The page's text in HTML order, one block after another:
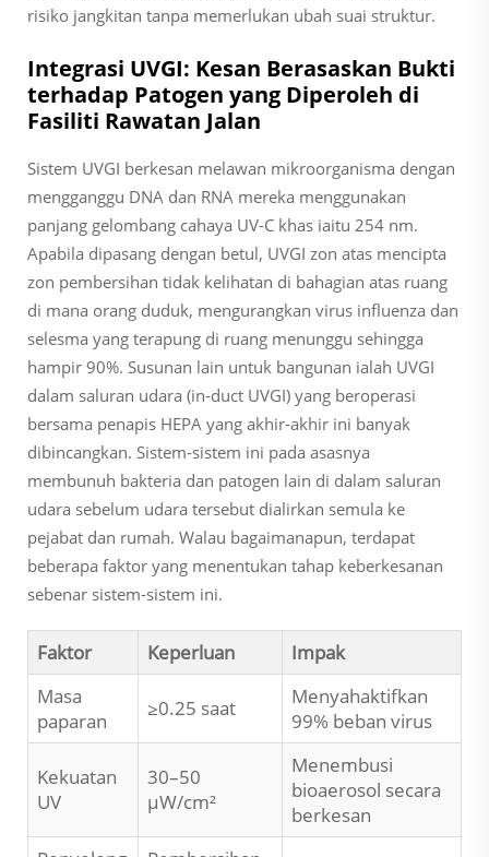
risiko jangkitan tanpa memerlukan ubah suai struktur.
Integrasi UVGI: Kesan Berasaskan Bukti
terhadap Patogen yang Diperoleh di
Fasiliti Rawatan Jalan
Sistem UVGI berkesan melawan mikroorganisma dengan
mengganggu DNA dan RNA mereka menggunakan
panjang gelombang cahaya UV-C khas iaitu 254 nm.
Apabila dipasang dengan betul, UVGI zon atas mencipta
zon pembersihan tidak kelihatan di bahagian atas ruang
di mana orang duduk, mengurangkan virus influenza dan
selesma yang terapung di ruang menunggu sehingga
hampir 90%. Susunan lain untuk bangunan ialah UVGI
dalam saluran udara (in-duct UVGI) yang beroperasi
bersama penapis HEPA yang akhir-akhir ini banyak
dibincangkan. Sistem-sistem ini pada asasnya
membunuh bakteria dan patogen lain di dalam saluran
udara sebelum udara tersebut dialirkan semula ke
pejabat dan rumah. Walau bagaimanapun, terdapat
beberapa faktor yang menentukan tahap keberkesanan
sebenar sistem-sistem ini.
Faktor Keperluan
Impak
Masa
paparan
≥0.25 saat
Menyahaktifkan
99% beban virus
Kekuatan
UV
30–50
µW/cm²
Menembusi
bioaerosol secara
berkesan